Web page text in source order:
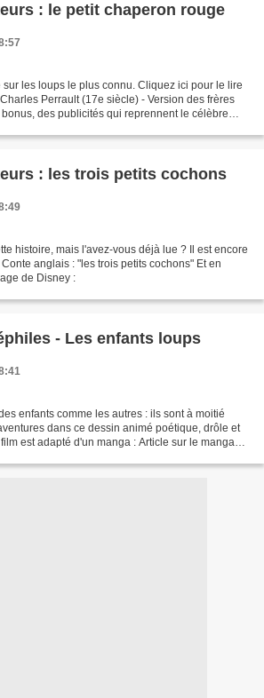
: le petit chaperon rouge
les loups le plus connu. Cliquez ici pour le lire
Perrault (17e siècle) - Version des frères
des publicités qui reprennent le célèbre
: les trois petits cochons
histoire, mais l'avez-vous déjà lue ? Il est encore
anglais : "les trois petits cochons" Et en
de Disney :
- Les enfants loups
enfants comme les autres : ils sont à moitié
dans ce dessin animé poétique, drôle et
est adapté d'un manga : Article sur le manga